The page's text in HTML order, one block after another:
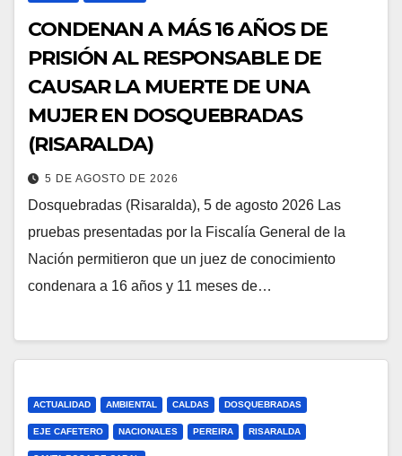
CONDENAN A MÁS 16 AÑOS DE
PRISIÓN AL RESPONSABLE DE
CAUSAR LA MUERTE DE UNA
MUJER EN DOSQUEBRADAS
(RISARALDA)
5 DE AGOSTO DE 2026
Dosquebradas (Risaralda), 5 de agosto 2026 Las
pruebas presentadas por la Fiscalía General de la
Nación permitieron que un juez de conocimiento
condenara a 16 años y 11 meses de…
ACTUALIDAD AMBIENTAL CALDAS DOSQUEBRADAS
EJE CAFETERO NACIONALES PEREIRA RISARALDA